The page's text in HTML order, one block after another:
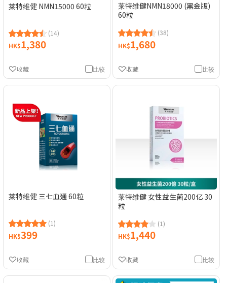
莱特维健 NMN15000 60粒
(14)
HK$1,380
比较
收藏
莱特维健NMN18000 (黑金版)
60粒
(38)
HK$1,680
比较
收藏
莱特维健 三七血通 60粒
(1)
HK$399
比较
收藏
莱特维健 女性益生菌200亿 30
粒
(1)
HK$1,440
比较
收藏